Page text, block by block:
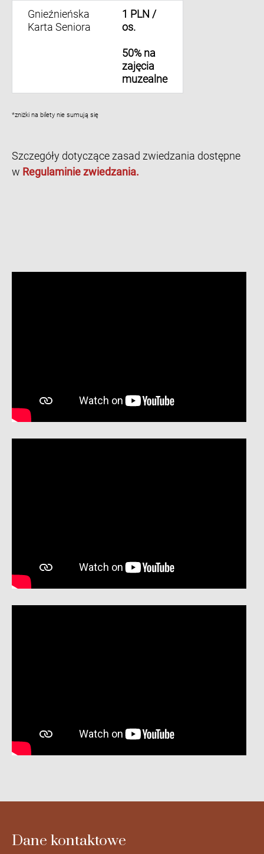
Gnieźnieńska
Karta Seniora
1 PLN /
os.
50% na
zajęcia
muzealne
*zniżki na bilety nie sumują się
Szczegóły dotyczące zasad zwiedzania dostępne
w Regulaminie zwiedzania.
Dane kontaktowe